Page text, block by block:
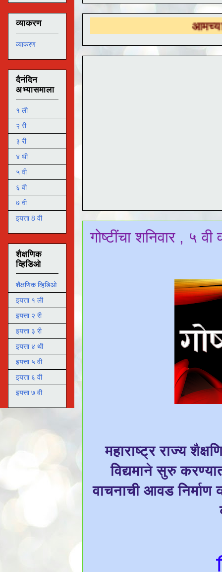
DS
गोष्टींचा शनिवार , ५
महाराष्ट्र राज्य
विद्यमाने सुरु
वाचनाची आवड निर्माण
व्याकरण
व्याकरण
दैनंदिन
अभ्यासमाला
१ ली
२ री
३ री
४ थी
५ वी
६ वी
७ वी
इयत्ता 8 वी
शैक्षणिक
व्हिडिओ
शैक्षणिक व्हिडिओ
इयत्ता १ ली
इयत्ता २ री
इयत्ता ३ री
इयत्ता ४ थी
इयत्ता ५ वी
इयत्ता ६ वी
इयत्ता ७ वी